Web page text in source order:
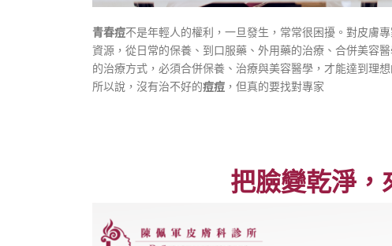
⻘春痘不是年輕人的權利，一旦發生，常常很困擾。對皮膚
資源，從日常的保養、到口服藥、外用藥的治療、合併美容
的治療方式，必須合併保養、治療與美容醫學，才能達到理想
所以說，沒有治不好的痘痘 ，但真的要找對專家
把臉變乾淨，